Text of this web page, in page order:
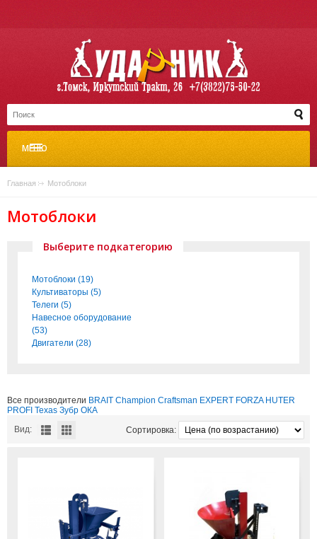
МЕНЮ
Главная » Мотоблоки
Мотоблоки
Выберите подкатегорию
Мотоблоки (19)
Культиваторы (5)
Телеги (5)
Навесное оборудование
(53)
Двигатели (28)
Все производители BRAIT Champion Craftsman EXPERT FORZA HUTER
PROFI Texas Зубр ОКА
Вид:
Сортировка: